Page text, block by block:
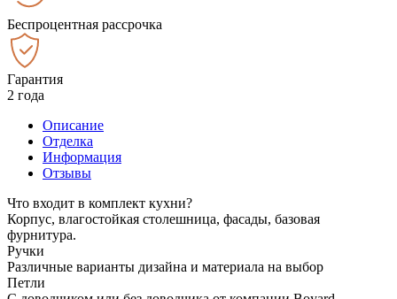
Беспроцентная рассрочка
Гарантия
2 года
Описание
Отделка
Информация
Отзывы
Что входит в комплект кухни?
Корпус, влагостойкая столешница, фасады, базовая
фурнитура.
Ручки
Различные варианты дизайна и материала на выбор
Петли